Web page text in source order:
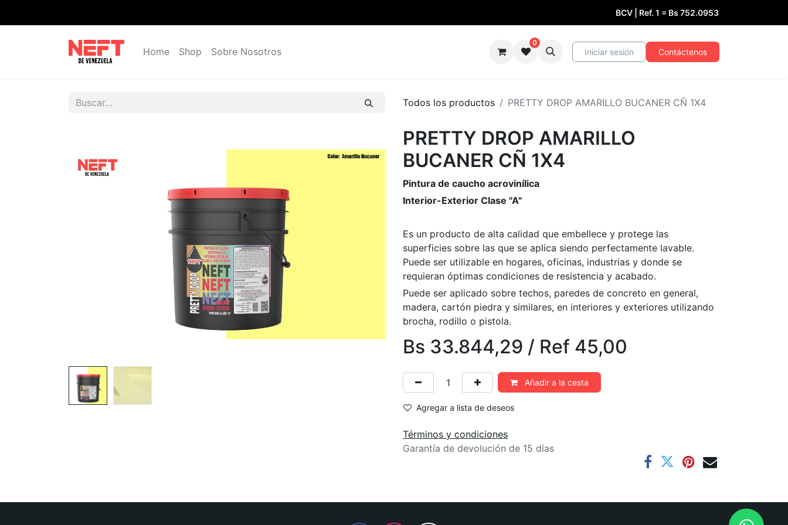
BCV | Ref. 1 = Bs 752.0953
Home Shop Sobre Nosotros
0
Iniciar sesión Contáctenos
Todos los productos PRETTY DROP AMARILLO BUCANER CÑ 1X4
PRETTY DROP AMARILLO
BUCANER CÑ 1X4
Pintura de caucho acrovinílica
Interior-Exterior Clase "A"
Es un producto de alta calidad que embellece y protege las
superficies sobre las que se aplica siendo perfectamente lavable.
Puede ser utilizable en hogares, oficinas, industrias y donde se
requieran óptimas condiciones de resistencia y acabado.
Puede ser aplicado sobre techos, paredes de concreto en general,
madera, cartón piedra y similares, en interiores y exteriores utilizando
brocha, rodillo o pistola.
Bs 33.844,29 / Ref 45,00
Añadir a la cesta
Agregar a lista de deseos
Términos y condiciones
Garantía de devolución de 15 días